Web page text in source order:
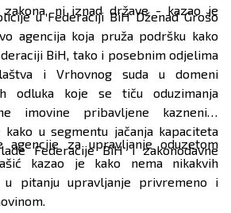
ni iznad države - kazao je
u Federaciji BiH Dženad Grošo
agencija koja pruža podršku kako
BiH, tako i posebnim odjelima
i Vrhovnog suda u domeni
odluka koje se tiču oduzimanja
imovine pribavljene kaznenim
u segmentu jačanja kapaciteta
Federacije BiH i zakonodavne
agencije za upravljanje oduzetom
kazao je kako nema nikakvih
u pitanju upravljanje privremeno i